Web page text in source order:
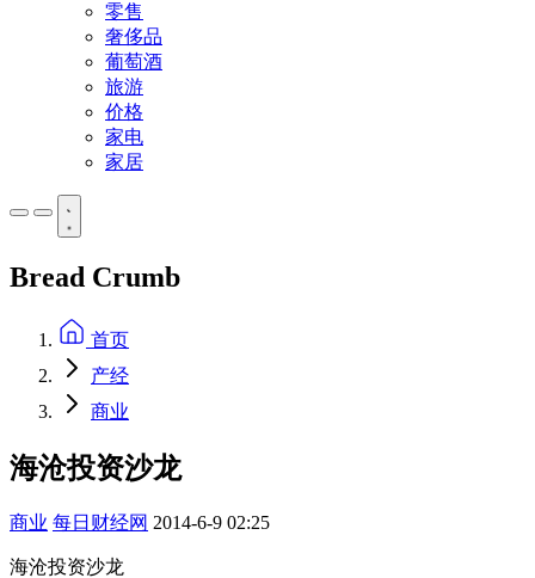
零售
奢侈品
葡萄酒
旅游
价格
家电
家居
Bread Crumb
首页
产经
商业
海沧投资沙龙
商业 每日财经网 2014-6-9 02:25
海沧投资沙龙